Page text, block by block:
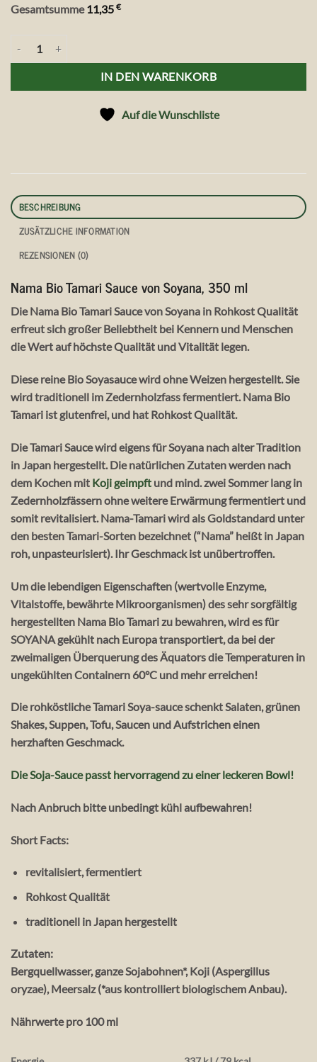
Gesamtsumme 11,35 €
Nama Bio Tamari Sauce, 350 ml Menge
IN DEN WARENKORB
Auf die Wunschliste
BESCHREIBUNG
ZUSÄTZLICHE INFORMATION
REZENSIONEN (0)
Nama Bio Tamari Sauce von Soyana, 350 ml
Die Nama Bio Tamari Sauce von Soyana in Rohkost Qualität
erfreut sich großer Beliebtheit bei Kennern und Menschen
die Wert auf höchste Qualität und Vitalität legen.
Diese reine Bio Soyasauce wird ohne Weizen hergestellt. Sie
wird traditionell im Zedernholzfass fermentiert. Nama Bio
Tamari ist glutenfrei, und hat Rohkost Qualität.
Die Tamari Sauce wird eigens für Soyana nach alter Tradition
in Japan hergestellt. Die natürlichen Zutaten werden nach
dem Kochen mit Koji geimpft und mind. zwei Sommer lang in
Zedernholzfässern ohne weitere Erwärmung fermentiert und
somit revitalisiert. Nama-Tamari wird als Goldstandard unter
den besten Tamari-Sorten bezeichnet (“Nama” heißt in Japan
roh, unpasteurisiert). Ihr Geschmack ist unübertroffen.
Um die lebendigen Eigenschaften (wertvolle Enzyme,
Vitalstoffe, bewährte Mikroorganismen) des sehr sorgfältig
hergestellten Nama Bio Tamari zu bewahren, wird es für
SOYANA gekühlt nach Europa transportiert, da bei der
zweimaligen Überquerung des Äquators die Temperaturen in
ungekühlten Containern 60°C und mehr erreichen!
Die rohköstliche Tamari Soya-sauce schenkt Salaten, grünen
Shakes, Suppen, Tofu, Saucen und Aufstrichen einen
herzhaften Geschmack.
Die Soja-Sauce passt hervorragend zu einer leckeren Bowl!
Nach Anbruch bitte unbedingt kühl aufbewahren!
Short Facts:
revitalisiert, fermentiert
Rohkost Qualität
traditionell in Japan hergestellt
Zutaten:
Bergquellwasser, ganze Sojabohnen*, Koji (Aspergillus
oryzae), Meersalz (*aus kontrolliert biologischem Anbau).
Nährwerte pro 100 ml